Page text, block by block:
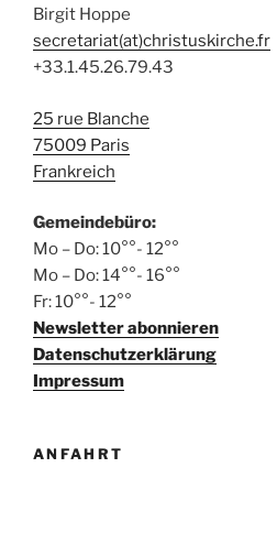
Birgit Hoppe
secretariat(at)christuskirche.fr
+33.1.45.26.79.43
25 rue Blanche
75009 Paris
Frankreich
Gemeindebüro:
Mo – Do: 10°°- 12°°
Mo – Do: 14°°- 16°°
Fr: 10°°- 12°°
Newsletter abonnieren
Datenschutzerklärung
Impressum
ANFAHRT